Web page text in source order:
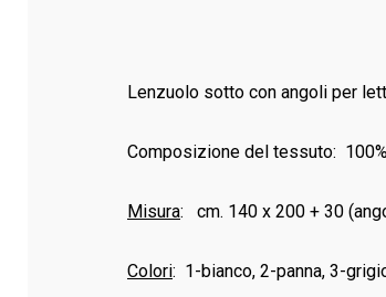
Lenzuolo sotto con angoli per
Composizione del tessuto:
Misura: cm. 140 x 200 + 30
Colori: 1-bianco, 2-panna, 3-